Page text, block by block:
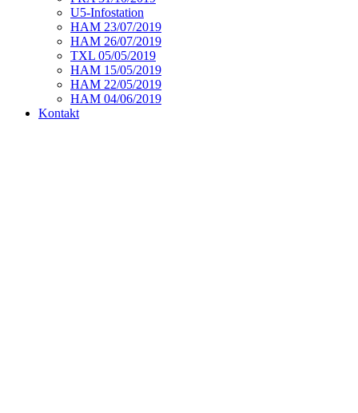
U5-Infostation
HAM 23/07/2019
HAM 26/07/2019
TXL 05/05/2019
HAM 15/05/2019
HAM 22/05/2019
HAM 04/06/2019
Kontakt